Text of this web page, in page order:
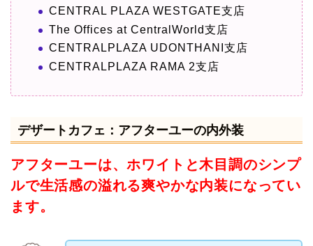
CENTRAL PLAZA WESTGATE支店
The Offices at CentralWorld支店
CENTRALPLAZA UDONTHANI支店
CENTRALPLAZA RAMA 2支店
デザートカフェ：アフターユーの内外装
アフターユーは、ホワイトと木目調のシンプ
ルで生活感の溢れる爽やかな内装になってい
ます。